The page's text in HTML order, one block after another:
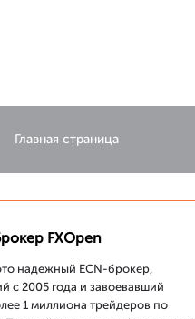
Главная страница
FXOpen
надежный ECN-брокер,
с 2005 года и завоевавший
1 миллиона трейдеров по